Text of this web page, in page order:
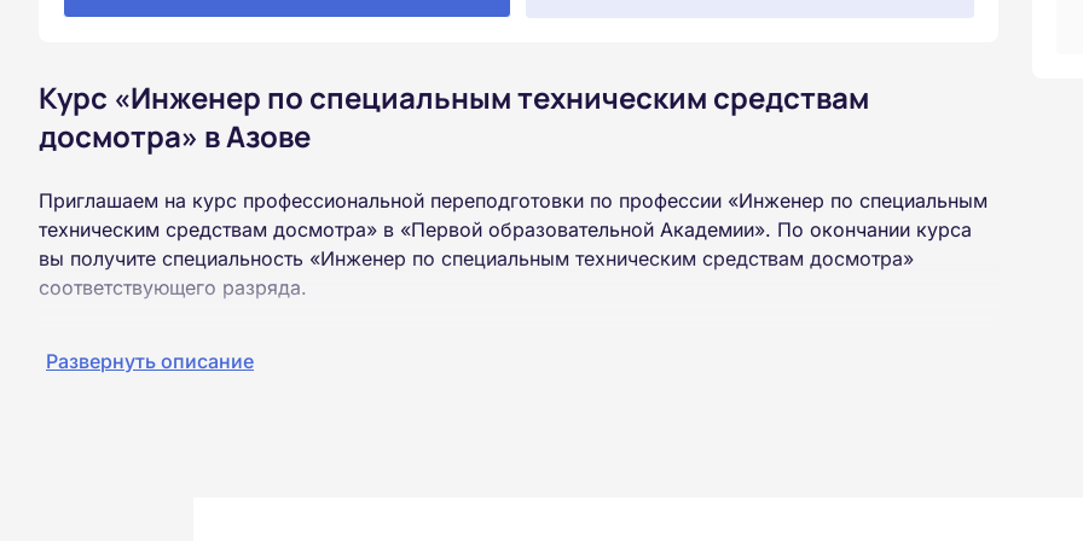
Курс «Инженер по специальным техническим средствам
досмотра» в Азове
Приглашаем на курс профессиональной переподготовки по профессии «Инженер по специальным
техническим средствам досмотра» в «Первой образовательной Академии». По окончании курса
вы получите специальность «Инженер по специальным техническим средствам досмотра»
соответствующего разряда.
образования (ВУЗ, колледж, техникум).
Развернуть описание